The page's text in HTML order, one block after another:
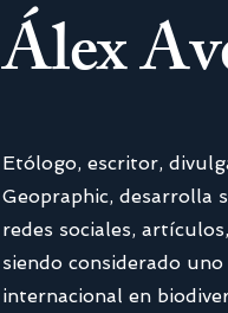
Álex
Etólogo, escritor,
Geopraphic, desarrolla
redes sociales,
siendo considerado
internacional en